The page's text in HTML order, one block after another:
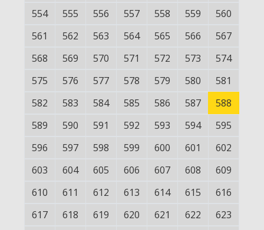
554
555 556 557 558 559
560
561
562 563 564 565 566
567
568
569 570 571 572 573
574
575
576 577 578 579 580
581
582
583 584 585 586 587
588
589
590 591 592 593 594
595
596
597 598 599 600 601
602
603
604 605 606 607 608
609
610
611 612 613 614 615
616
617
618 619 620 621 622
623